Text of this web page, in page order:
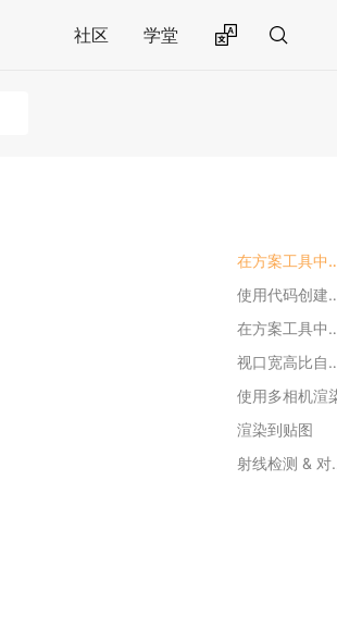
社区 学堂
在方案工具中
使用代码
在方案工具中
视口宽
使用多相机渲
渲染到贴图
射线